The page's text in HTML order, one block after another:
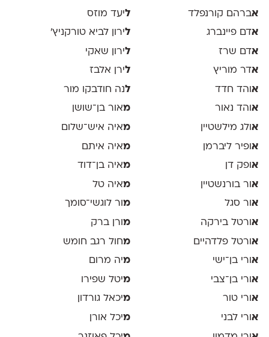
אברהם קורנפלד
אדם פיינברג
אדם שרז
אדר מוריץ
אוהד חדד
אוהד נאור
אולג מילשטיין
אופיר ליברמן
אופק דן
אור בורנשטיין
אור סגל
אורטל בירקה
אורטל פלדהיים
אורי בן־ישי
אורי בן־צבי
אורי טור
אורי לבני
ליעד מוזס
לירון לביא טורקניץ׳
לירון שאקי
לירן אלבז
לנה חודבקו מור
מאור בן־שושן
מאיה איש־שלום
מאיה איתם
מאיה בן־דוד
מאיה טל
מור לוגשי־סומך
מ ורן ברק
מחול רגב חומש
מיה מרום
מיטל שפירו
מיכאל גורדון
מיכל אורן